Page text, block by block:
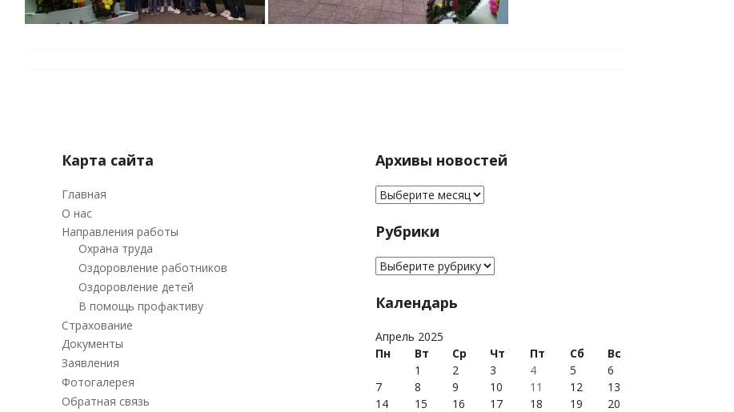
Карта сайта
Главная
О нас
Направления работы
Охрана труда
Оздоровление работников
Оздоровление детей
В помощь профактиву
Страхование
Документы
Заявления
Фотогалерея
Обратная связь
Архивы новостей
Архивы новостей
Рубрики
Рубрики
Календарь
Апрель 2025
Пн
Вт Ср Чт Пт Сб
Вс
1
2 3 4 5
6
7
8 9 10 11 12
13
14
15 16 17 18 19 20